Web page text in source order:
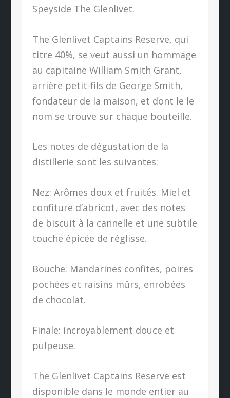
Speyside The Glenlivet.
The Glenlivet Captains Reserve, qui
titre 40%, se veut aussi un hommage
au capitaine William Smith Grant,
arrière petit-fils de George Smith,
fondateur de la maison, et dont le le
nom se trouve sur chaque bouteille.
Les notes de dégustation de la
distillerie sont les suivantes:
Nez: Arômes doux et fruités. Miel et
confiture d’abricot, avec des notes
de biscuit à la cannelle et une subtile
touche épicée de réglisse.
Bouche: Mandarines confites, poires
pochées et raisins mûrs, enrobées
de chocolat.
Finale: incroyablement douce et
pulpeuse.
The Glenlivet Captains Reserve est
disponible dans le monde entier au